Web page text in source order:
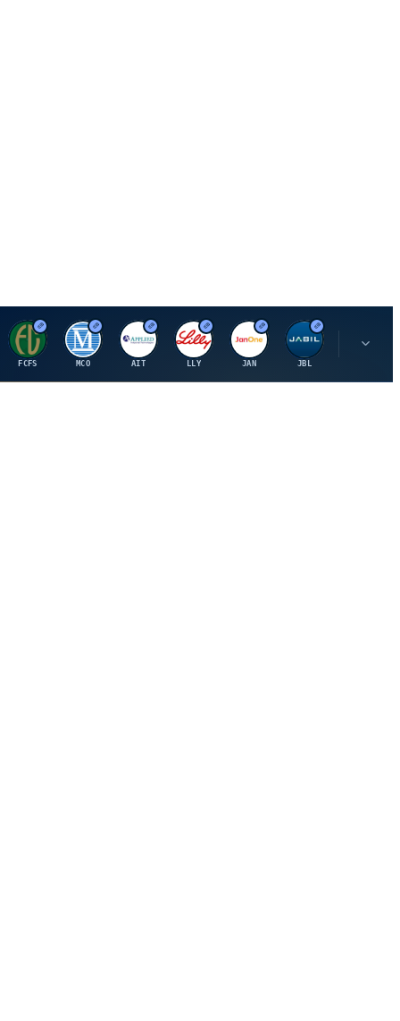
F
FCFS
M
MCO
A
AIT
E
LLY
J
JAN
J
JBL
P